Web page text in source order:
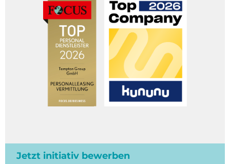
Jetzt initiativ bewerben